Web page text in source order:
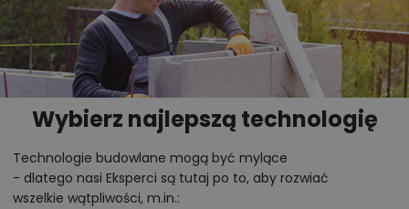
Wybierz najlepszą technologię
Technologie budowlane mogą być mylące
- dlatego nasi Eksperci są tutaj po to, aby rozwiać
wszelkie wątpliwości, m.in.: